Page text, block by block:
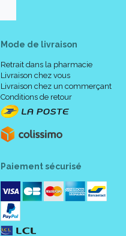
Mode de livraison
Retrait dans la pharmacie
Livraison chez vous
Livraison chez un commerçant
Conditions de retour
Paiement sécurisé